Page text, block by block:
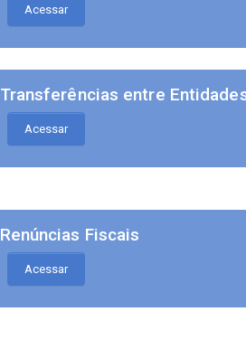
Acessar
Transferências entre
Acessar
Renúncias Fiscais
Acessar